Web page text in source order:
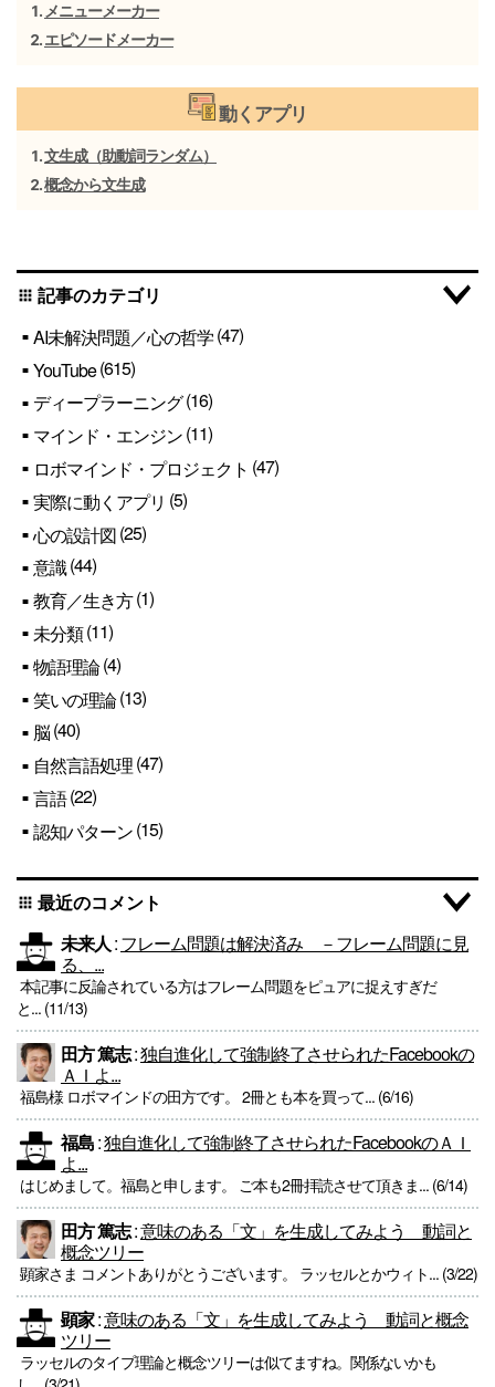
メニューメーカー
エピソードメーカー
動くアプリ
文生成（助動詞ランダム）
概念から文生成
apps 記事のカテゴリ
AI未解決問題／心の哲学(47)
YouTube(615)
ディープラーニング(16)
マインド・エンジン(11)
ロボマインド・プロジェクト (47)
実際に動くアプリ (5)
心の設計図(25)
意識(44)
教育／生き方(1)
未分類(11)
物語理論(4)
笑いの理論(13)
脳(40)
自然言語処理(47)
言語(22)
認知パターン(15)
apps 最近のコメント
未来人:フレーム問題は解決済み －フレーム問題に見
る、...
本記事に反論されている方はフレーム問題をピュアに捉えすぎだ
と... (11/13)
田方 篤志:独自進化して強制終了させられたFacebookの
ＡＩよ...
福島様 ロボマインドの田方です。 2冊とも本を買って... (6/16)
福島:独自進化して強制終了させられたFacebookのＡＩ
よ...
はじめまして。福島と申します。 ご本も2冊拝読させて頂きま... (6/14)
田方 篤志:意味のある「文」を生成してみよう 動詞と
概念ツリー
顕家さま コメントありがとうございます。 ラッセルとかウィト... (3/22)
顕家:意味のある「文」を生成してみよう 動詞と概念
ツリー
ラッセルのタイプ理論と概念ツリーは似てますね。関係ないかも